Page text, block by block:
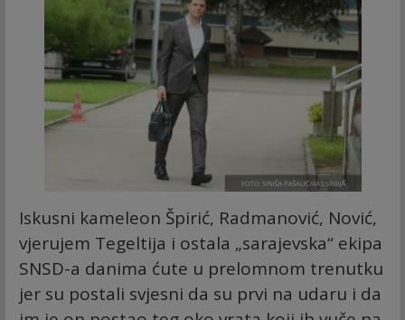
Iskusni kameleon Špirić, Radmanović, Nović,
vjerujem Tegeltija i ostala „sarajevska“ ekipa
SNSD-a danima ćute u prelomnom trenutku
jer su postali svjesni da su prvi na udaru i da